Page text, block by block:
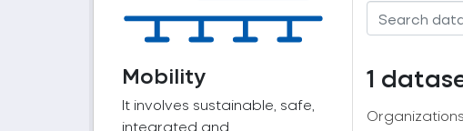
Mobility
It involves sustainable, safe,
integrated and
1